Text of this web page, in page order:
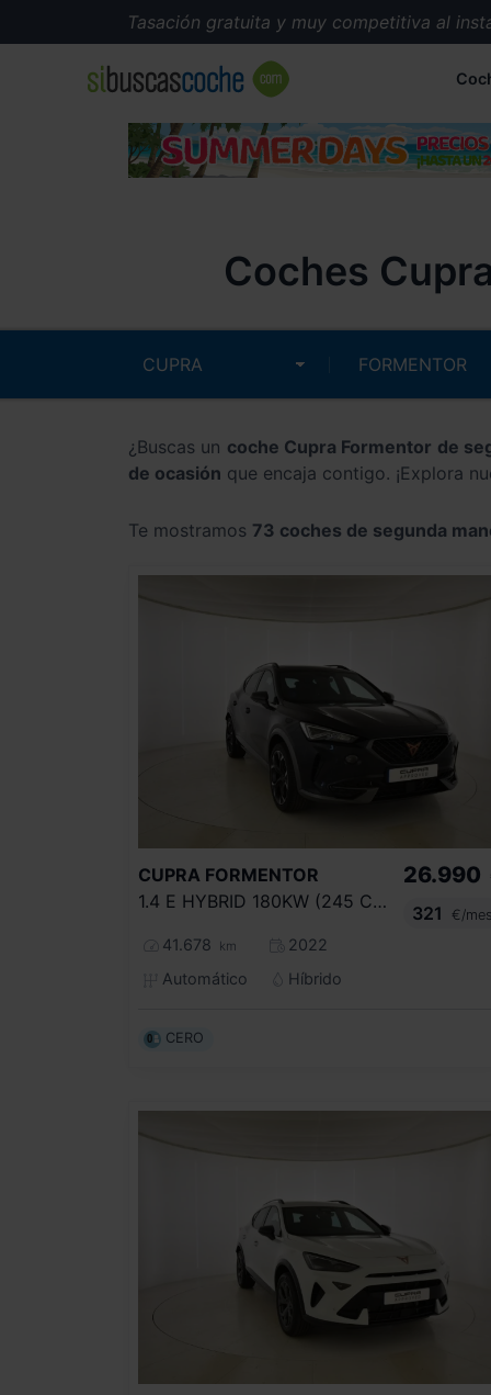
Tasación gratuita y muy competitiva al instante.
Coches
¿Buscas un coche Cupra Formentor de
de ocasión que encaja contigo. ¡Explora
Te mostramos 73 coches de segunda
CUPRA FORMENTOR
1.4 E HYBRID 180KW (245 CV) VZ DSG
41.678 km
2022
Automático
Híbrido
26.990
321
€/
CERO